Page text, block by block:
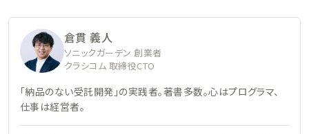
倉貫 義人
ソニックガーデン 創業者
クラシコム 取締役CTO
「納品のない受託開発」の実践者。著書多数。心はプログラマ、
仕事は経営者。